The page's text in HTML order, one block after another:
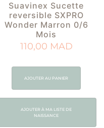
Suavinex Sucette
reversible SXPRO
Wonder Marron 0/6
Mois
110,00 MAD
AJOUTER AU PANIER
AJOUTER À MA LISTE DE
NAISSANCE